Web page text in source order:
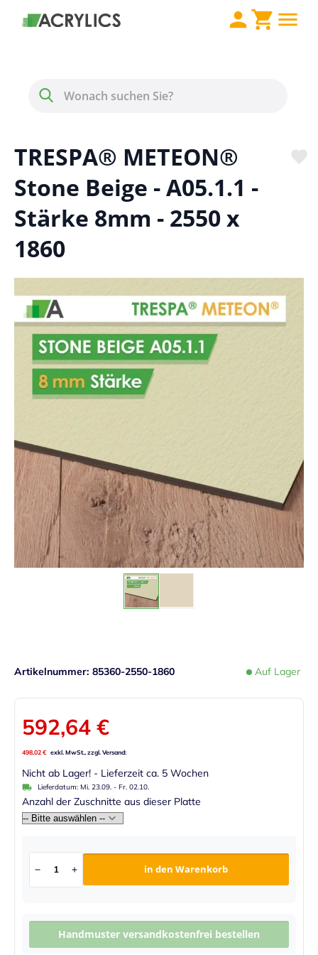
Menü
TRESPA® METEON®
Stone Beige - A05.1.1 -
Stärke 8mm - 2550 x
1860
Auf Lager
Artikelnummer 85360-2550-1860
Anzahl der Zuschnitte aus dieser Platte
in den Warenkorb
Handmuster versandkostenfrei bestellen
592,64 €
498,02 €
Nicht ab Lager! - Lieferzeit ca. 5 Wochen
Lieferdatum: Mi. 23.09. - Fr. 02.10.